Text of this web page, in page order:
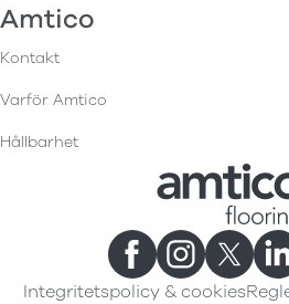
Amtico
Kontakt
Varför Amtico
Hållbarhet
Integritetspolicy & cookies